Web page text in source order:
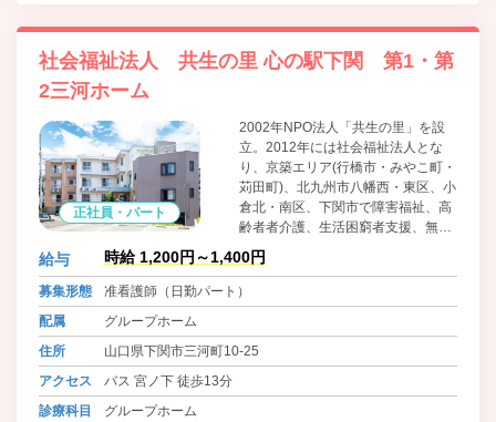
社会福祉法人 共生の里 心の駅下関 第1・第
2三河ホーム
正社員・パート
2002年NPO法人「共生の里」を設
立。2012年には社会福祉法人とな
り、京築エリア(行橋市・みやこ町・
苅田町)、北九州市八幡西・東区、小
倉北・南区、下関市で障害福祉、高
齢者者介護、生活困窮者支援、無料
低額/日常生活住居支援施設、訪問看
護等のサービスを広げる。発足当初
より、当法人が心掛けて取り組んで
きたことは「少し大変な事、他法人
ら求められている福祉や公益サービ
スを、求められている地域で展開す
給与 時給 1,200円～1,400円
募集形態
准看護師（日勤パート）
配属
グループホーム
住所
山口県下関市三河町10-25
アクセス
バス 宮ノ下 徒歩13分
診療科目
グループホーム